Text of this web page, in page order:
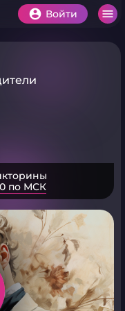
Войти
по МСК